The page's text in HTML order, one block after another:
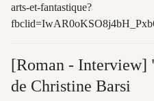
arts-et-fantastique?
[Roman - Interview]
de Christine Barsi